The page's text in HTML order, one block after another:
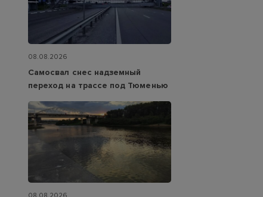
08.08.2026
Самосвал снес надземный
переход на трассе под Тюменью